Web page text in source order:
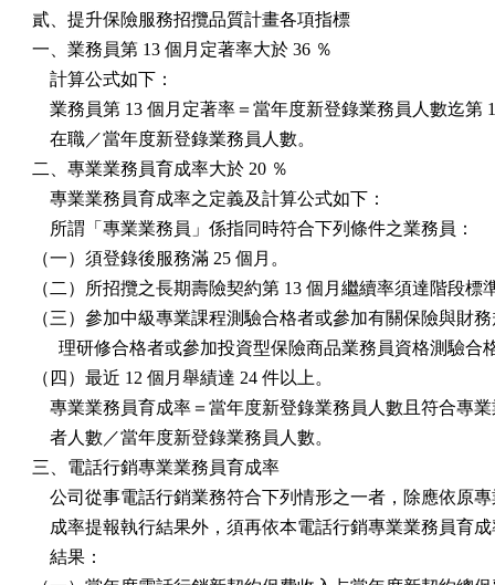
貳、提升保險服務招攬品質計畫各項指標
一、業務員第 13 個月定著率大於 36 ％
    計算公式如下：
業務員第 13 個月定著率＝當年度新登錄業務員人數迄第
    在職／當年度新登錄業務員人數。
二、專業業務員育成率大於 20 ％
    專業業務員育成率之定義及計算公式如下：
    所謂「專業業務員」係指同時符合下列條件之業務員：
（一）須登錄後服務滿 25 個月。
（二）所招攬之長期壽險契約第 13 個月繼續率須達階段標
（三）參加中級專業課程測驗合格者或參加有關保險與財
理研修合格者或參加投資型保險商品業務員資格測驗合
（四）最近 12 個月舉績達 24 件以上。
專業業務員育成率＝當年度新登錄業務員人數且符合專
    者人數／當年度新登錄業務員人數。
三、電話行銷專業業務員育成率
公司從事電話行銷業務符合下列情形之一者，除應依原
成率提報執行結果外，須再依本電話行銷專業業務員育
    結果：